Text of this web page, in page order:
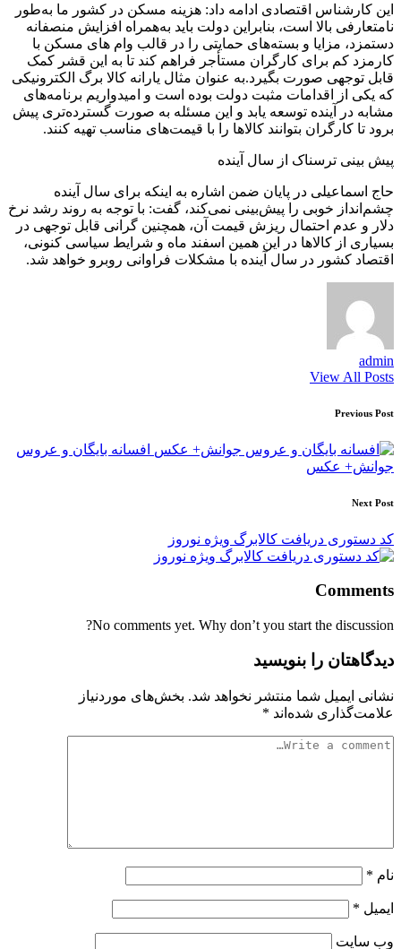
این کارشناس اقتصادی ادامه داد: هزینه مسکن در کشور ما به‌طور
نامتعارفی بالا است، بنابراین دولت باید به‌همراه افزایش منصفانه
دستمزد، مزایا و بسته‌های حمایتی را در قالب وام‌ های مسکن با
کارمزد کم برای کارگران مستأجر فراهم کند تا به این قشر کمک
قابل توجهی صورت بگیرد.به عنوان مثال یارانه کالا برگ الکترونیکی
که یکی از اقدامات مثبت دولت بوده است و امیدواریم برنامه‌های
مشابه در آینده توسعه یابد و این مسئله به صورت گسترده‌تری پیش
برود تا کارگران بتوانند کالاها را با قیمت‌های مناسب تهیه کنند.
پیش بینی ترسناک از سال آینده
حاج اسماعیلی در‌ پایان ضمن اشاره به اینکه برای سال آینده
چشم‌انداز خوبی را پیش‌بینی نمی‌کند، گفت: با توجه به روند رشد نرخ
دلار و عدم احتمال ریزش قیمت آن، همچنین گرانی قابل توجهی در
بسیاری از کالاها در این همین اسفند ماه و شرایط سیاسی کنونی،
اقتصاد کشور در سال آینده با مشکلات فراوانی روبرو خواهد شد.
admin
View All Posts
Post
navigation
Previous Post
افسانه بایگان و عروس
جوانش+ عکس
Next Post
کد دستوری دریافت کالابرگ ویژه نوروز
Comments
No comments yet. Why don’t you start the discussion?
دیدگاهتان را بنویسید
نشانی ایمیل شما منتشر نخواهد شد. بخش‌های موردنیاز
علامت‌گذاری شده‌اند *
نام *
ایمیل *
وب‌ سایت